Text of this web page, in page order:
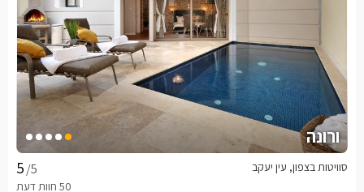
ורונה
/5 סוויטות בצפון, עין יעקב